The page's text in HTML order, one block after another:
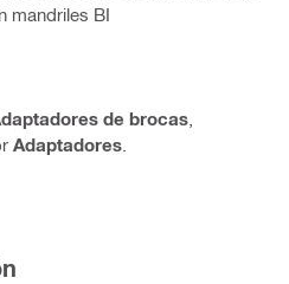
mandriles BI
de brocas
Adaptadores